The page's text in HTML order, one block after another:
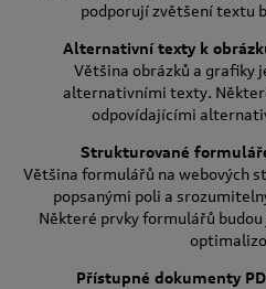
podporují zvětšení textu
Alternativní texty k
Většina obrázků a grafiky
alternativními texty.
odpovídajícími
Strukturované
Většina formulářů na webových
popsanými poli a
Některé prvky formulářů
Přístupné dokumenty